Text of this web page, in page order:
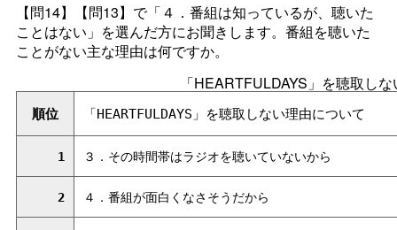
【問14】【問13】で「４．番組は知っているが、聴いた
ことはない」を選んだ方にお聞きします。番組を聴いた
ことがない主な理由は何ですか。
「HEARTFULDAYS」を聴取し
順位 「HEARTFULDAYS」を聴取しない理由について
1 ３．その時間帯はラジオを聴いていないから
2 ４．番組が面白くなさそうだから